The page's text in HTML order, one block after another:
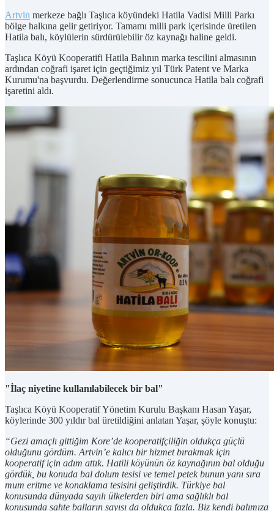
Artvin merkeze bağlı Taşlıca köyündeki Hatila Vadisi Milli Parkı
bölge halkına gelir getiriyor. Tamamı milli park içerisinde üretilen
Hatila balı, köylülerin sürdürülebilir öz kaynağı haline geldi.
Taşlıca Köyü Kooperatifi Hatila Balının marka tescilini almasının
ardından coğrafi işaret için geçtiğimiz yıl Türk Patent ve Marka
Kurumu'na başvurdu. Değerlendirme sonucunca Hatila balı coğrafi
işaretini aldı.
"İlaç niyetine kullanılabilecek bir bal"
Taşlıca Köyü Kooperatif Yönetim Kurulu Başkanı Hasan Yaşar,
köylerinde 300 yıldır bal üretildiğini anlatan Yaşar, şöyle konuştu:
“Gezi amaçlı gittiğim Kore’de kooperatifçiliğin oldukça güçlü
olduğunu gördüm. Artvin’e kalıcı bir hizmet bırakmak için
kooperatif için adım attık. Hatili köyünün öz kaynağının bal olduğu
gördük, bu konuda bal dolum tesisi ve temel petek bunun yanı sıra
mum eritme ve konaklama tesisini geliştirdik. Türkiye bal
konusunda dünyada sayılı ülkelerden biri ama sağlıklı bal
konusunda sahte balların sayısı da oldukça fazla. Biz kendi balımıza